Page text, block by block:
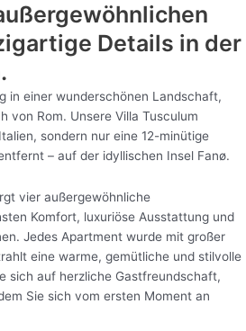
Details in der
in einer wunderschönen Landschaft,
von Rom. Unsere Villa Tusculum
sondern nur eine 12-minütige
– auf der idyllischen Insel Fanø.
vier außergewöhnliche
Komfort, luxuriöse Ausstattung und
Jedes Apartment wurde mit großer
eine warme, gemütliche und stilvolle
sich auf herzliche Gastfreundschaft,
Sie sich vom ersten Moment an